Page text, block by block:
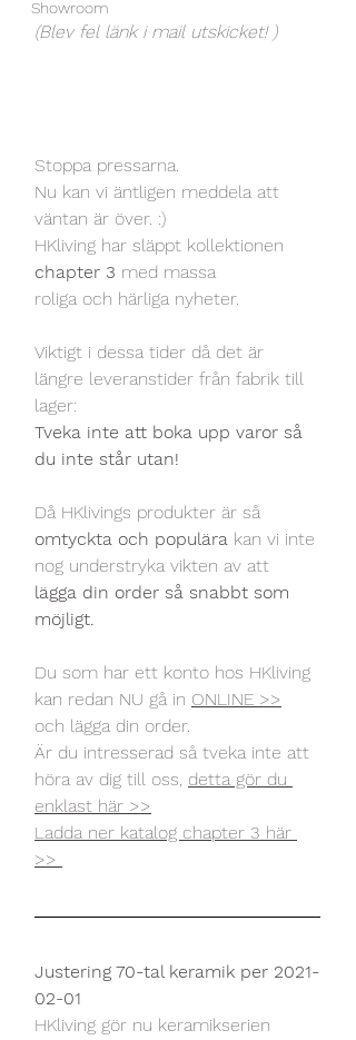
Showroom
(Blev fel länk i mail utskicket! )
Stoppa pressarna.
Nu kan vi äntligen meddela att
väntan är över. :)
HKliving har släppt kollektionen
chapter 3 med massa
roliga och härliga nyheter.
Viktigt i dessa tider då det är
längre leveranstider från fabrik till
lager:
Tveka inte att boka upp varor så
du inte står utan!
Då HKlivings produkter är så
omtyckta och populära kan vi inte
nog understryka vikten av att
lägga din order så snabbt som
möjligt.
Du som har ett konto hos HKliving
kan redan NU gå in ONLINE >>
och lägga din order.
Är du intresserad så tveka inte att
höra av dig till oss, detta gör du
enklast här >>
Ladda ner katalog chapter 3 här
>>
Justering 70-tal keramik per 2021-
02-01
HKliving gör nu keramikserien